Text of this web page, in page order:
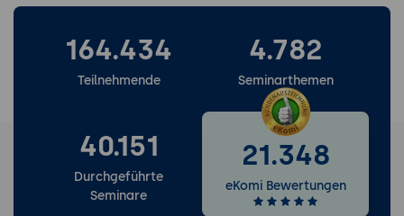
164.434
Teilnehmende
4.782
Seminarthemen
40.151
Durchgeführte
Seminare
21.348
eKomi Bewertungen